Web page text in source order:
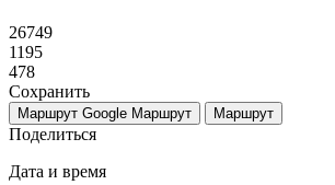
26749
1195
478
Сохранить
Маршрут Google Маршрут Маршрут
Поделиться
Дата и время